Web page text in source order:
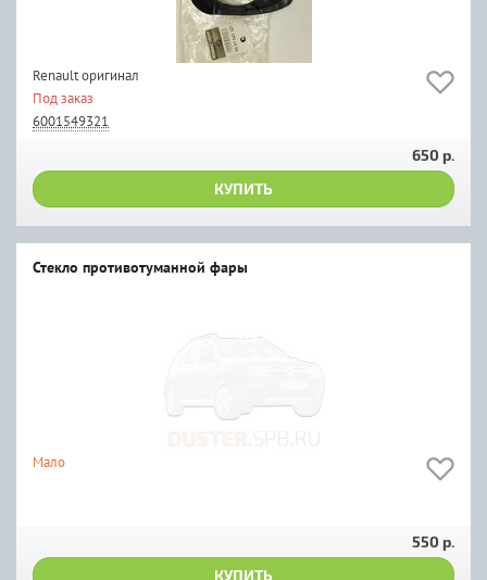
Renault оригинал
Под заказ
6001549321
650 р.
КУПИТЬ
Стекло противотуманной фары
Мало
550 р.
КУПИТЬ